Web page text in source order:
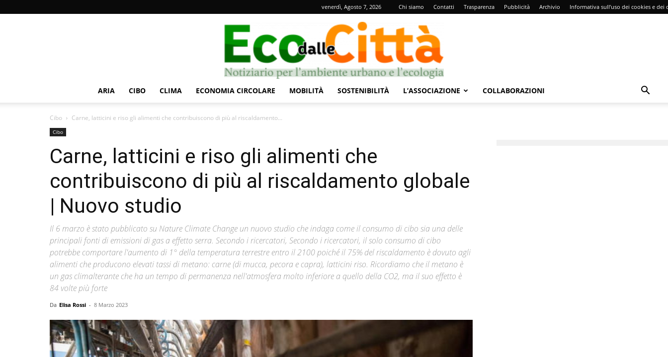
venerdì, Agosto 7, 2026 Chi siamo Contatti Trasparenza Pubblicità Archivio Informativa sull’uso dei cookies e dei
Città
ARIA CIBO CLIMA ECONOMIA CIRCOLARE MOBILITÀ SOSTENIBILITÀ L’ASSOCIAZIONE COLLABORAZIONI
Cibo Carne, latticini e riso gli alimenti che contribuiscono di più al riscaldamento...
Cibo
Carne, latticini e riso gli alimenti che
contribuiscono di più al riscaldamento globale
| Nuovo studio
Il 6 marzo è stato pubblicato su Nature Climate Change un nuovo studio che indaga come il consumo di cibo sia una delle
principali fonti di emissioni di gas a effetto serra. Secondo i ricercatori, Secondo i ricercatori, il solo consumo di cibo
potrebbe comportare l'aumento di 1° della temperatura terrestre entro il 2100 poiché il 75% del riscaldamento è dovuto agli
alimenti che producono elevati tassi di metano: carne (di mucca, pecora e capra), latticini riso. Ricordiamo che il metano è
un gas climalterante che ha un tempo di permanenza nell'atmosfera molto inferiore a quello della CO2, ma il suo effetto è
84 volte più forte
Da Elisa Rossi - 8 Marzo 2023